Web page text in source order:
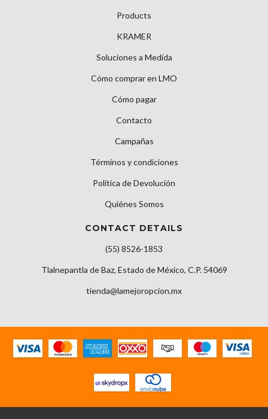
Products
KRAMER
Soluciones a Medida
Cómo comprar en LMO
Cómo pagar
Contacto
Campañas
Términos y condiciones
Política de Devolución
Quiénes Somos
CONTACT DETAILS
(55) 8526-1853
Tlalnepantla de Baz, Estado de México, C.P. 54069
tienda@lamejoropcion.mx